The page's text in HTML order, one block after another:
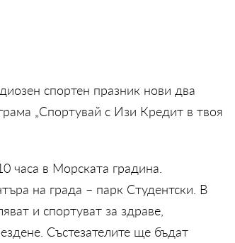
спортен празник нови два
„Спортувай с Изи Кредит в твоя
часа в Морската градина.
на града – парк Студентски. В
и спортуват за здраве,
Състезателите ще бъдат